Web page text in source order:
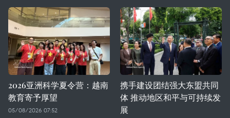
2026亚洲科学夏令营：越南
教育寄予厚望
05/08/2026 07:52
携手建设团结强大东盟共同
体 推动地区和平与可持续发
展